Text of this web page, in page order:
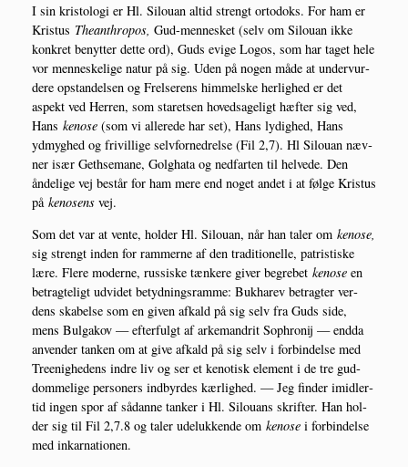
I sin kri­sto­lo­gi er Hl. Silou­an altid strengt orto­doks. For ham er
Kristus The­ant­hro­pos, Gud-men­ne­sket (selv om Silou­an ikke
kon­kret benyt­ter det­te ord), Guds evi­ge Log­os, som har taget hele
vor men­ne­ske­li­ge natur på sig. Uden på nogen måde at under­vur­
de­re opstan­del­sen og Frel­se­rens him­mel­ske her­lig­hed er det
aspekt ved Her­ren, som sta­ret­sen hoved­sa­ge­ligt hæf­ter sig ved,
Hans keno­se (som vi alle­re­de har set), Hans lydig­hed, Hans
ydmyg­hed og fri­vil­li­ge selv­for­ned­rel­se (Fil 2,7). Hl Silou­an næv­
ner især Get­h­se­ma­ne, Golg­ha­ta og ned­far­ten til hel­ve­de. Den
ånde­li­ge vej består for ham mere end noget andet i at føl­ge Kristus
på keno­sens vej.
Som det var at ven­te, hol­der Hl. Silou­an, når han taler om keno­se,
sig strengt inden for ram­mer­ne af den tra­di­tio­nel­le, patri­sti­ske
lære. Fle­re moder­ne, rus­si­ske tæn­ke­re giver begre­bet keno­se en
betrag­te­ligt udvi­det betyd­nings­ram­me: Buk­ha­rev betrag­ter ver­
dens ska­bel­se som en given afkald på sig selv fra Guds side,
mens Bul­gakov — efter­fulgt af arke­man­drit Sop­hro­nij — end­da
anven­der tan­ken om at give afkald på sig selv i for­bin­del­se med
Tre­e­nig­he­dens indre liv og ser et keno­tisk ele­ment i de tre gud­
dom­me­li­ge per­so­ners ind­byr­des kær­lig­hed. — Jeg fin­der imid­ler­
tid ingen spor af sådan­ne tan­ker i Hl. Silou­ans skrif­ter. Han hol­
der sig til Fil 2,7.8 og taler ude­luk­ken­de om keno­se i for­bin­del­se
med inkarnationen.